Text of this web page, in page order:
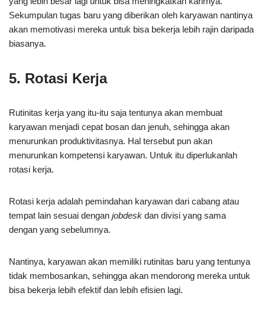
Sekumpulan tugas baru yang diberikan oleh karyawan nantinya
akan memotivasi mereka untuk bisa bekerja lebih rajin daripada
biasanya.
5. Rotasi Kerja
Rutinitas kerja yang itu-itu saja tentunya akan membuat
karyawan menjadi cepat bosan dan jenuh, sehingga akan
menurunkan produktivitasnya. Hal tersebut pun akan
menurunkan kompetensi karyawan. Untuk itu diperlukanlah
rotasi kerja.
Rotasi kerja adalah pemindahan karyawan dari cabang atau
tempat lain sesuai dengan jobdesk dan divisi yang sama
dengan yang sebelumnya.
Nantinya, karyawan akan memiliki rutinitas baru yang tentunya
tidak membosankan, sehingga akan mendorong mereka untuk
bisa bekerja lebih efektif dan lebih efisien lagi.